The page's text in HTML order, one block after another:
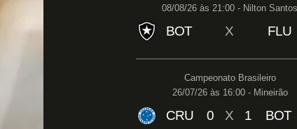
08/08/26 às 21:00 - Nilton Santos
BOT X FLU
Campeonato Brasileiro
26/07/26 às 16:00 - Mineirão
CRU 0 X 1 BOT